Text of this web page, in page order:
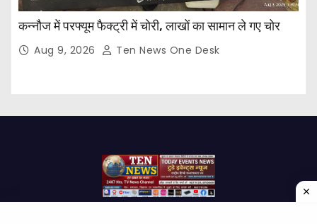
कन्नौज में परफ्यूम फैक्ट्री में चोरी, लाखों का सामान ले गए चोर
Aug 9, 2026 Ten News One Desk